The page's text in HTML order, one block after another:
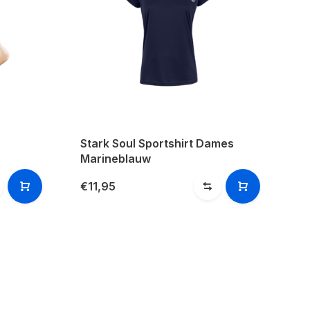
Stark Soul Sportshirt Dames
Marineblauw
€11,95